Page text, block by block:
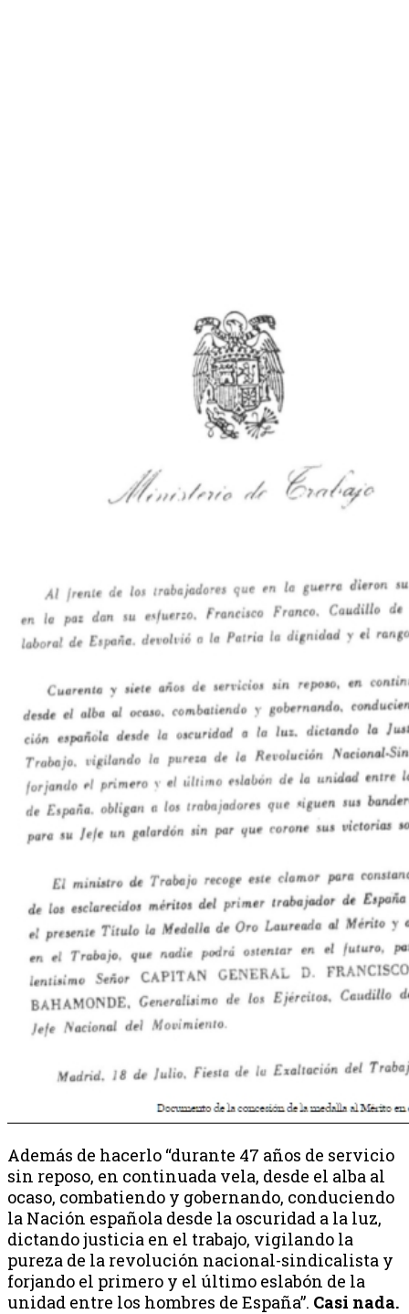
Además de hacerlo “durante 47 años de servicio
sin reposo, en continuada vela, desde el alba al
ocaso, combatiendo y gobernando, conduciendo
la Nación española desde la oscuridad a la luz,
dictando justicia en el trabajo, vigilando la
pureza de la revolución nacional-sindicalista y
forjando el primero y el último eslabón de la
unidad entre los hombres de España”. Casi nada.